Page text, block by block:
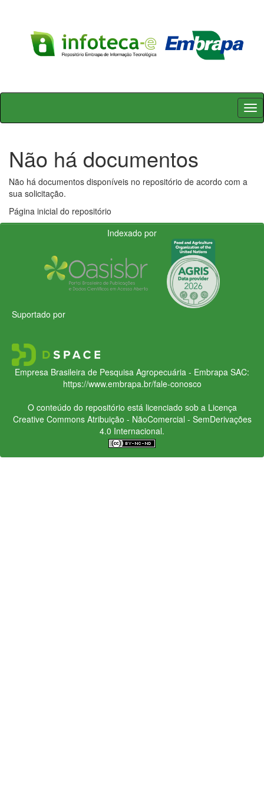
Skip
Não há documentos
Não há documentos disponíveis no repositório de acordo com a
sua solicitação.
Página inicial do repositório
Indexado por
Suportado por
Empresa Brasileira de Pesquisa Agropecuária - Embrapa SAC:
https://www.embrapa.br/fale-conosco
O conteúdo do repositório está licenciado sob a Licença
Creative CommonsAtribuição - NãoComercial - SemDerivações
4.0 Internacional.